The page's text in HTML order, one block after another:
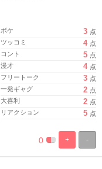
ボケ 3 点
ツッコミ
4 点
コント
5 点
漫才
4 点
フリートーク
3 点
一発ギャグ
2 点
大喜利
2 点
リアクション
5 点
-
+
%100%
0